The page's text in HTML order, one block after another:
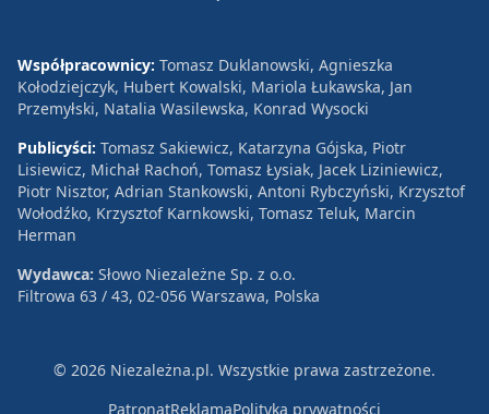
Współpracownicy: Tomasz Duklanowski, Agnieszka
Kołodziejczyk, Hubert Kowalski, Mariola Łukawska, Jan
Przemyłski, Natalia Wasilewska, Konrad Wysocki
Publicyści: Tomasz Sakiewicz, Katarzyna Gójska, Piotr
Lisiewicz, Michał Rachoń, Tomasz Łysiak, Jacek Liziniewicz,
Piotr Nisztor, Adrian Stankowski, Antoni Rybczyński, Krzysztof
Wołodźko, Krzysztof Karnkowski, Tomasz Teluk, Marcin
Herman
Wydawca: Słowo Niezależne Sp. z o.o.
Filtrowa 63 / 43, 02-056 Warszawa, Polska
© 2026 Niezależna.pl. Wszystkie prawa zastrzeżone.
PatronatReklamaPolityka prywatności